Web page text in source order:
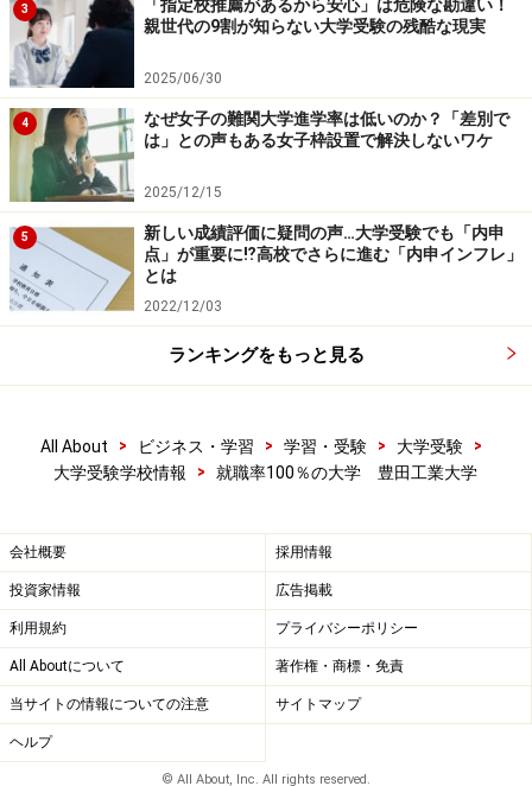
3
「指定校推薦があるから安心」は危険な勘違い！
親世代の9割が知らない大学受験の残酷な現実
2025/06/30
4
なぜ女子の難関大学進学率は低いのか？「差別で
は」との声もある女子枠設置で解決しないワケ
2025/12/15
5
新しい成績評価に疑問の声…大学受験でも「内申
点」が重要に⁉高校でさらに進む「内申インフレ」
とは
2022/12/03
ランキングをもっと見る
All About > ビジネス・学習 > 学習・受験 > 大学受験
>
大学受験学校情報
> 就職率100％の大学 豊田工業大学
会社概要 採用情報
投資家情報 広告掲載
利用規約 プライバシーポリシー
All Aboutについて 著作権・商標・免責
当サイトの情報についての注意 サイトマップ
ヘルプ
© All About, Inc. All rights reserved.